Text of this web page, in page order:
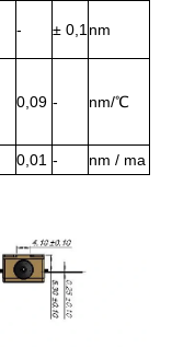
- ± 0,1 nm
0,09 - nm/℃
0,01 - nm / ma